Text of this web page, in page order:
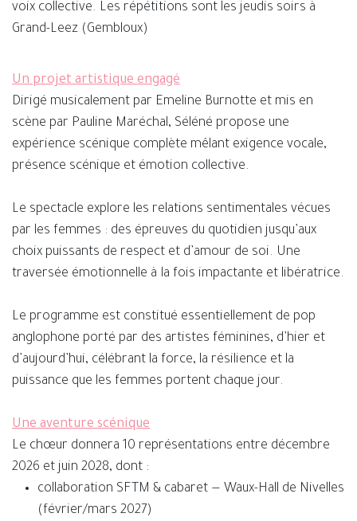
voix collective. Les répétitions sont les jeudis soirs à
Grand-Leez (Gembloux)
Un projet artistique engagé
Dirigé musicalement par Emeline Burnotte et mis en
scène par Pauline Maréchal, Séléné propose une
expérience scénique complète mêlant exigence vocale,
présence scénique et émotion collective.
Le spectacle explore les relations sentimentales vécues
par les femmes : des épreuves du quotidien jusqu’aux
choix puissants de respect et d’amour de soi. Une
traversée émotionnelle à la fois impactante et libératrice.
Le programme est constitué essentiellement de pop
anglophone porté par des artistes féminines, d’hier et
d’aujourd’hui, célébrant la force, la résilience et la
puissance que les femmes portent chaque jour.
Une aventure scénique
Le chœur donnera 10 représentations entre décembre
2026 et juin 2028, dont :
collaboration SFTM & cabaret — Waux-Hall de Nivelles
(février/mars 2027)